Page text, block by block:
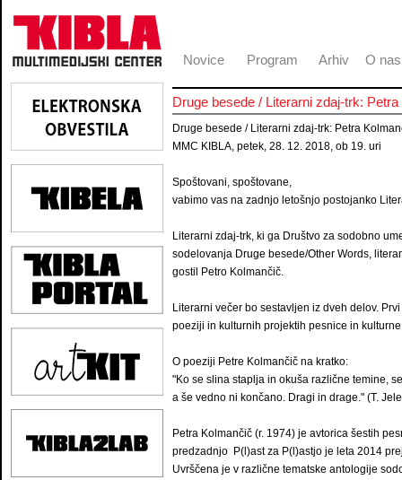
Novice Program Arhiv O nas
Druge besede / Literarni zdaj-trk:
Druge besede / Literarni zdaj-trk: Petra
MMC KIBLA, petek, 28. 12. 2018, ob 19. uri
Spoštovani, spoštovane,
vabimo vas na zadnjo letošnjo postojanko
Literarni zdaj-trk, ki ga Društvo za sodobno
sodelovanja Druge besede/Other Words,
gostil Petro Kolmančič.
Literarni večer bo sestavljen iz dveh delov.
poeziji in kulturnih projektih pesnice in
O poeziji Petre Kolmančič na kratko:
"Ko se slina staplja in okuša različne temine,
a še vedno ni končano. Dragi in drage." (T.
Petra Kolmančič (r. 1974) je avtorica šestih
predzadnjo P(l)ast za P(l)astjo je leta 2014
Uvrščena je v različne tematske antologije